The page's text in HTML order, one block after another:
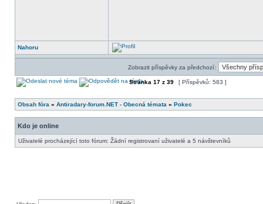
Nahoru
Zobrazit příspěvky za předchozí:
Stránka 17 z 39 [ Příspěvků: 583 ]
Obsah fóra » Antiradary-forum.NET - Obecná témata » Pokec
Kdo je online
Uživatelé procházející toto fórum: Žádní registrovaní uživatelé a 5 návštevníků